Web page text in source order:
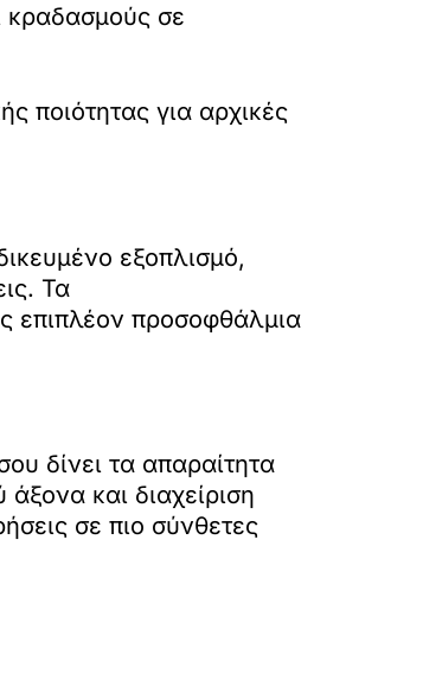
κραδασμούς σε
ποιότητας για αρχικές
εξοπλισμό,
Τα
επιπλέον προσοφθάλμια
δίνει τα απαραίτητα
και διαχείριση
σε πιο σύνθετες